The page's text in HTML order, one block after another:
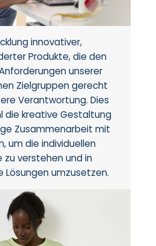
innovativer,
Produkte, die den
unserer
Zielgruppen gerecht
Verantwortung. Dies
die kreative Gestaltung
Zusammenarbeit mit
um die individuellen
zu verstehen und in
Lösungen umzusetzen.